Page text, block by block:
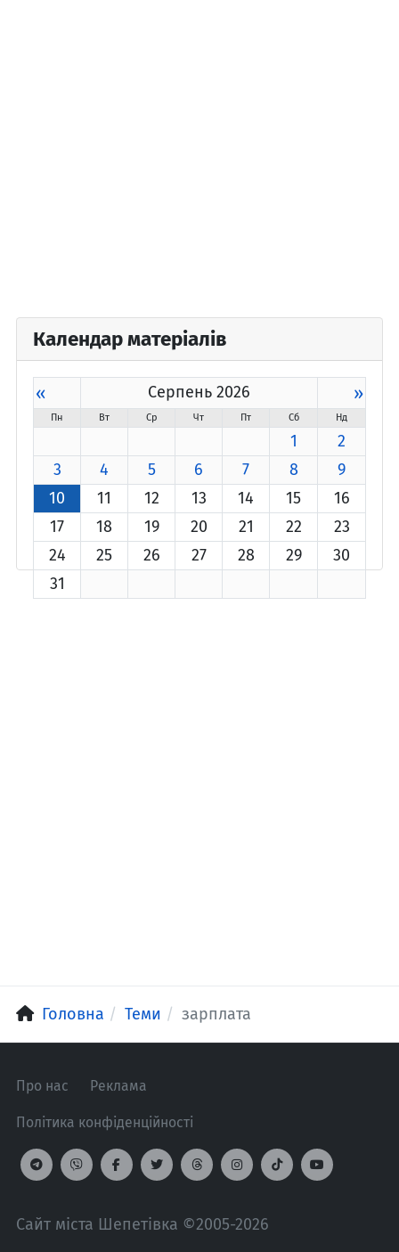
Календар матеріалів
« Серпень 2026 »
Пн Вт Ср Чт Пт Сб Нд
1
2
3
4 5 6 7 8
9
10
11 12 13 14 15
16
17
18 19 20 21 22
23
24
25 26 27 28 29
30
31
Головна Теми зарплата
Про нас Реклама
Політика конфіденційності
Сайт міста Шепетівка ©2005-2026